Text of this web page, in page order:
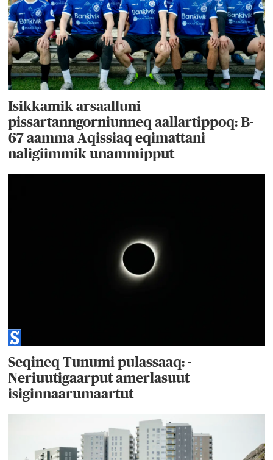
Isikkamik arsaalluni
pissartanngorniunneq aallartippoq: B-
67 aamma Aqissiaq eqimattani
naligiimmik unammipput
Seqineq Tunumi pulassaaq: -
Neriuutigaarput amerlasuut
isiginnaarumaartut